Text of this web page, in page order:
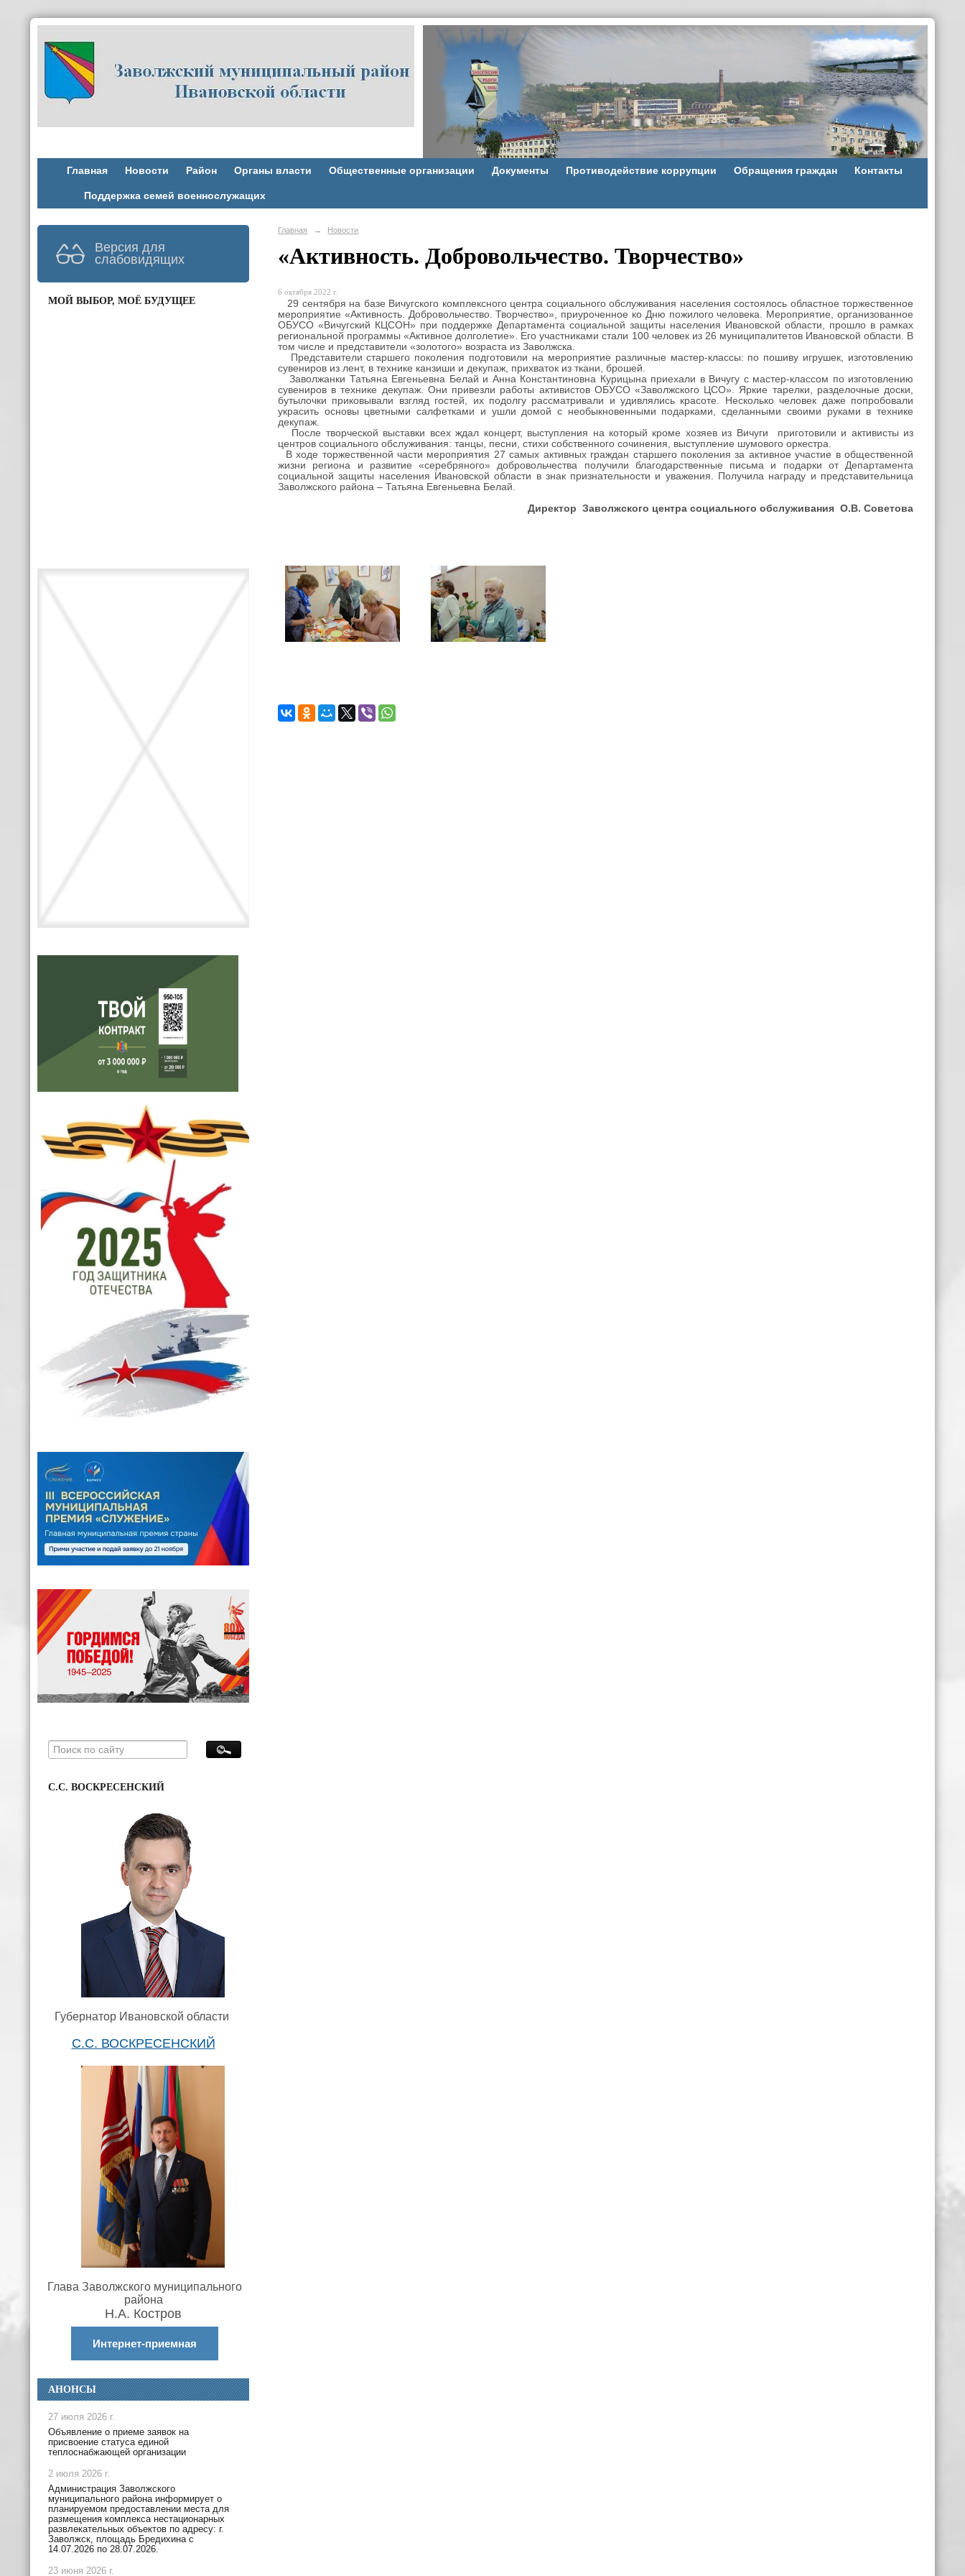
Главная Новости Район Органы власти Общественные организации Документы Противодействие коррупции Обращения граждан Контакты
Поддержка семей военнослужащих
Версия для
слабовидящих
МОЙ ВЫБОР, МОЁ БУДУЩЕЕ
С.С. ВОСКРЕСЕНСКИЙ
Губернатор Ивановской области
С.С. ВОСКРЕСЕНСКИЙ
Глава Заволжского муниципального
района
Н.А. Костров
Интернет-приемная
АНОНСЫ
27 июля 2026 г.
Объявление о приеме заявок на
присвоение статуса единой
теплоснабжающей организации
2 июля 2026 г.
Администрация Заволжского
муниципального района информирует о
планируемом предоставлении места для
размещения комплекса нестационарных
развлекательных объектов по адресу: г.
Заволжск, площадь Бредихина с
14.07.2026 по 28.07.2026.
23 июня 2026 г.
Главная → Новости
«Активность. Добровольчество. Творчество»
6 октября 2022 г.
29 сентября на базе Вичугского комплексного центра социального обслуживания населения состоялось областное торжественное
мероприятие «Активность. Добровольчество. Творчество», приуроченное ко Дню пожилого человека. Мероприятие, организованное
ОБУСО «Вичугский КЦСОН» при поддержке Департамента социальной защиты населения Ивановской области, прошло в рамках
региональной программы «Активное долголетие» . Его участниками стали 100 человек из 26 муниципалитетов Ивановской области. В
том числе и представители «золотого» возраста из Заволжска.
Представители старшего поколения подготовили на мероприятие различные мастер-классы: по пошиву игрушек, изготовлению
сувениров из лент, в технике канзиши и декупаж, прихваток из ткани, брошей.
Заволжанки Татьяна Евгеньевна Белай и Анна Константиновна Курицына приехали в Вичугу с мастер-классом по изготовлению
сувениров в технике декупаж. Они привезли работы активистов ОБУСО «Заволжского ЦСО». Яркие тарелки, разделочные доски,
бутылочки приковывали взгляд гостей, их подолгу рассматривали и удивлялись красоте. Несколько человек даже попробовали
украсить основы цветными салфетками и ушли домой с необыкновенными подарками, сделанными своими руками в технике
декупаж.
После творческой выставки всех ждал концерт, выступления на который кроме хозяев из Вичуги приготовили и активисты из
центров социального обслуживания: танцы, песни, стихи собственного сочинения, выступление шумового оркестра.
В ходе торжественной части мероприятия 27 самых активных граждан старшего поколения за активное участие в общественной
жизни региона и развитие «серебряного» добровольчества получили благодарственные письма и подарки от Департамента
социальной защиты населения Ивановской области в знак признательности и уважения. Получила награду и представительница
Заволжского района – Татьяна Евгеньевна Белай.
Директор Заволжского центра социального обслуживания О.В. Советова